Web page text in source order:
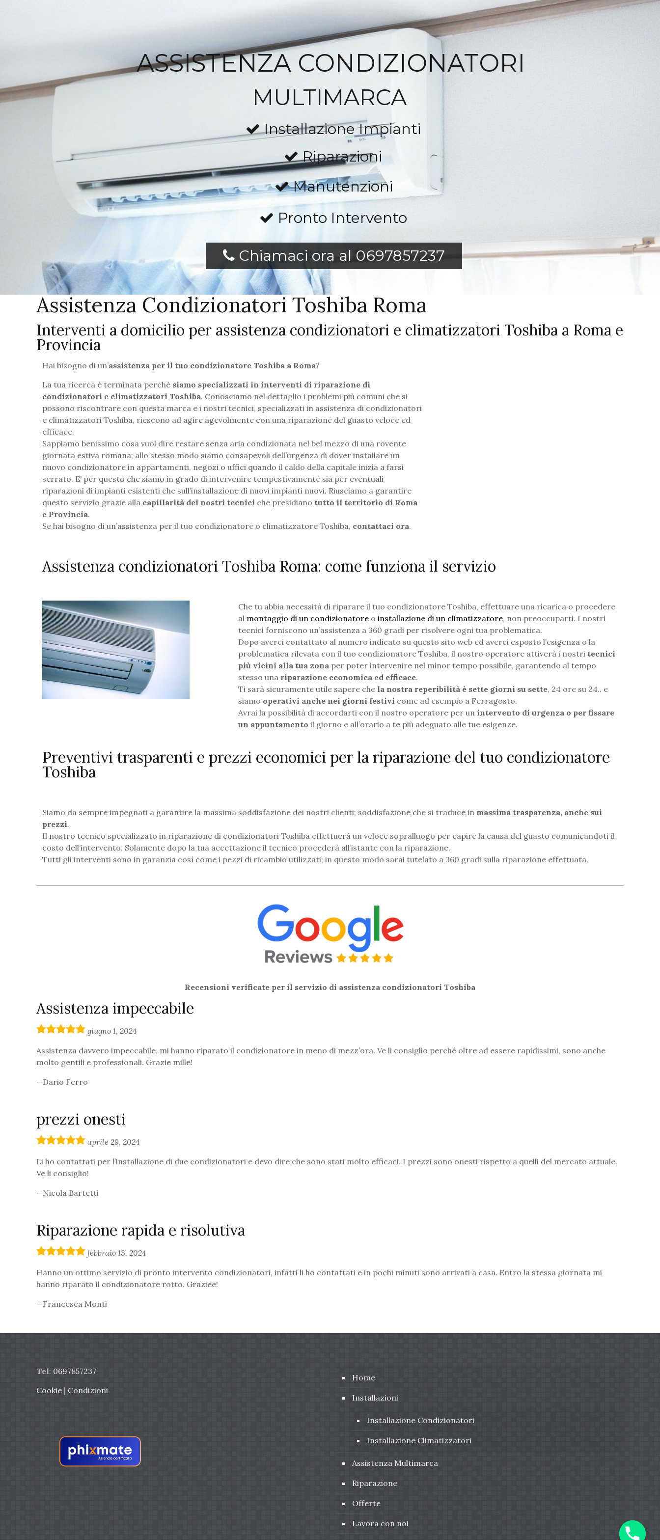
ASSISTENZA CONDIZIONATORI
MULTIMARCA
Installazione Impianti
Riparazioni
Manutenzioni
Pronto Intervento
Chiamaci ora al 0697857237
Assistenza Condizionatori Toshiba Roma
Interventi a domicilio per assistenza condizionatori e climatizzatori Toshiba a Roma e
Provincia
Hai bisogno di un’assistenza per il tuo condizionatore Toshiba a Roma?
La tua ricerca è terminata perchè siamo specializzati in interventi di riparazione di
condizionatori e climatizzatori Toshiba. Conosciamo nel dettaglio i problemi più comuni che si
possono riscontrare con questa marca e i nostri tecnici, specializzati in assistenza di condizionatori
e climatizzatori Toshiba, riescono ad agire agevolmente con una riparazione del guasto veloce ed
efficace.
Sappiamo benissimo cosa vuol dire restare senza aria condizionata nel bel mezzo di una rovente
giornata estiva romana; allo stesso modo siamo consapevoli dell’urgenza di dover installare un
nuovo condizionatore in appartamenti, negozi o uffici quando il caldo della capitale inizia a farsi
serrato. E’ per questo che siamo in grado di intervenire tempestivamente sia per eventuali
riparazioni di impianti esistenti che sull’installazione di nuovi impianti nuovi. Riusciamo a garantire
questo servizio grazie alla capillarità dei nostri tecnici che presidiano tutto il territorio di Roma
e Provincia.
Se hai bisogno di un’assistenza per il tuo condizionatore o climatizzatore Toshiba, contattaci ora.
Assistenza condizionatori Toshiba Roma: come funziona il servizio
Che tu abbia necessità di riparare il tuo condizionatore Toshiba, effettuare una ricarica o procedere
al montaggio di un condizionatoreo installazione di un climatizzatore, non preoccuparti. I nostri
tecnici forniscono un’assistenza a 360 gradi per risolvere ogni tua problematica.
Dopo averci contattato al numero indicato su questo sito web ed averci esposto l’esigenza o la
problematica rilevata con il tuo condizionatore Toshiba, il nostro operatore attiverà i nostri tecnici
più vicini alla tua zonaper poter intervenire nel minor tempo possibile, garantendo al tempo
stesso una riparazione economica ed efficace.
Ti sarà sicuramente utile sapere che la nostra reperibilità è sette giorni su sette, 24 ore su 24.. e
siamo operativi anche nei giorni festivi come ad esempio a Ferragosto.
Avrai la possibilità di accordarti con il nostro operatore per un intervento di urgenza o per fissare
un appuntamento il giorno e all’orario a te più adeguato alle tue esigenze.
Preventivi trasparenti e prezzi economici per la riparazione del tuo condizionatore
Toshiba
Siamo da sempre impegnati a garantire la massima soddisfazione dei nostri clienti; soddisfazione che si traduce in massima trasparenza, anche sui
prezzi.
Il nostro tecnico specializzato in riparazione di condizionatori Toshiba effettuerà un veloce sopralluogo per capire la causa del guasto comunicandoti il
costo dell’intervento. Solamente dopo la tua accettazione il tecnico procederà all’istante con la riparazione.
Tutti gli interventi sono in garanzia così come i pezzi di ricambio utilizzati; in questo modo sarai tutelato a 360 gradi sulla riparazione effettuata.
Recensioni verificate per il servizio di assistenza condizionatori Toshiba
Assistenza impeccabile
5,0
giugno 1, 2024
Assistenza davvero impeccabile, mi hanno riparato il condizionatore in meno di mezz’ora. Ve li consiglio perché oltre ad essere rapidissimi, sono anche
molto gentili e professionali. Grazie mille!
Dario Ferro
prezzi onesti
5,0
aprile 29, 2024
Li ho contattati per l’installazione di due condizionatori e devo dire che sono stati molto efficaci. I prezzi sono onesti rispetto a quelli del mercato attuale.
Ve li consiglio!
Nicola Bartetti
Riparazione rapida e risolutiva
5,0
febbraio 13, 2024
Hanno un ottimo servizio di pronto intervento condizionatori, infatti li ho contattati e in pochi minuti sono arrivati a casa. Entro la stessa giornata mi
hanno riparato il condizionatore rotto. Graziee!
Francesca Monti
Tel: 0697857237
Cookie | Condizioni
Home
Installazioni
Installazione Condizionatori
Installazione Climatizzatori
Assistenza Multimarca
Riparazione
Offerte
Lavora con noi